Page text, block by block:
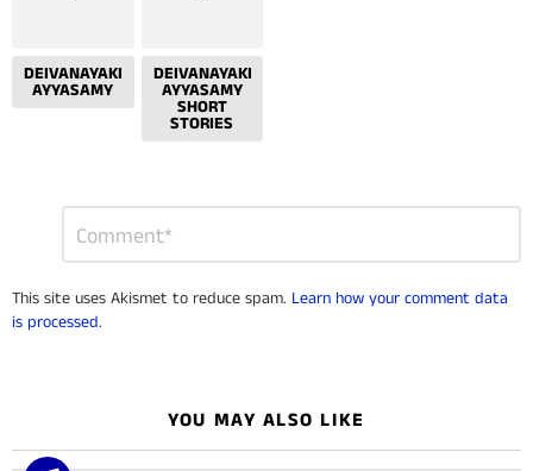
DEIVANAYAKI
AYYASAMY
DEIVANAYAKI
AYYASAMY
SHORT
STORIES
This site uses Akismet to reduce spam. Learn how your comment data
is processed.
YOU MAY ALSO LIKE